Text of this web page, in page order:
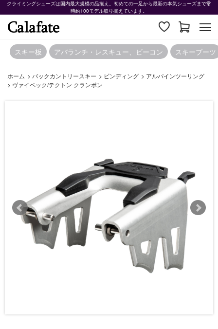
クライミングシューズは国内最大規模の品揃え。初めての一足から最新の本気シューズまで常
時約100モデル取り揃えています。
スキー板 アバランチ・レスキュー、ビーコン スキーブーツ
ホーム > バックカントリースキー > ビンディング > アルパインツーリング
> ヴァイペック/テクトン クランポン